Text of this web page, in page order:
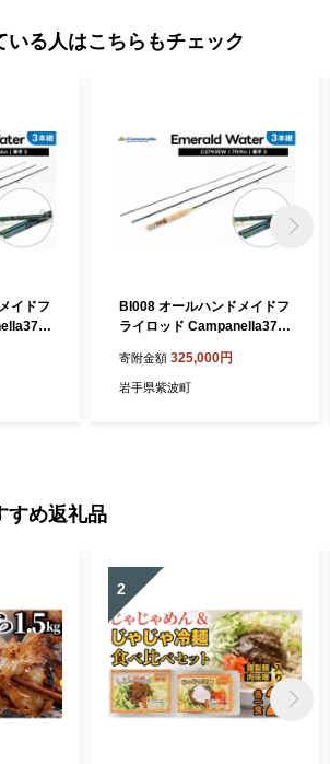
いる人はこちらもチェック
イドフ
ア キ
作り
BI008 オールハンドメイドフ
ライロッド Campanella379
釣り道具 釣具 アウトドア キ
ャンプ ハンドメイド 手作り
寄附金額 325,000円
岩手県紫波町
すめ返礼品
2